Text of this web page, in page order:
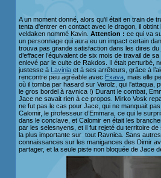
A un moment donné, alors qu'il était en train de
tenta d'entrer en contact avec le dragon, il
veldaken nommé Kavin. Attention : ce qui va
un personnage qui aura eu un impact certain
trouva pas grande satisfaction dans les dires
d’effacer l’équivalent de six mois de travail de
enlevé par le culte de Rakdos. Il était perturbé,
justesse à Lavinia et à ses arrêteurs, grâce à
rencontre peu agréable avec Exava , mais elle
où il tomba par hasard sur Varolz, qui l'attaqua,
le gros bordel à ravnica !) Durant le combat,
Jace ne savait rien à ce propos. Mirko Vosk
ne fut pas le cas pour Jace, qui ne manquait
Calomir, le professeur d’Emmara, ce qui le
dans le conclave, et Calomir en était les
par les selesnyens, et il fut rejeté du territoire
la plus importante sur tout Ravnica. Sans
connaissances sur les manigances des Dimir
partager, et la seule piste non bloquée de Jace